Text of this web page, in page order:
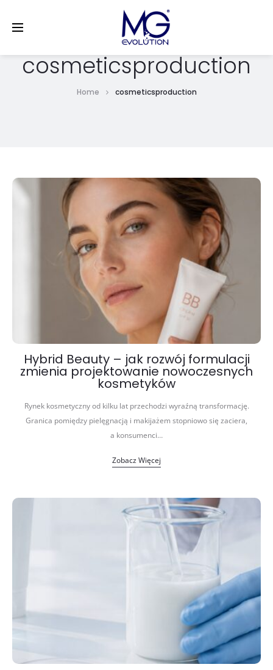
cosmeticsproduction
Home cosmeticsproduction
Hybrid Beauty – jak rozwój formulacji
zmienia projektowanie nowoczesnych
kosmetyków
Rynek kosmetyczny od kilku lat przechodzi wyraźną transformację.
Granica pomiędzy pielęgnacją i makijażem stopniowo się zaciera,
a konsumenci…
Zobacz Więcej